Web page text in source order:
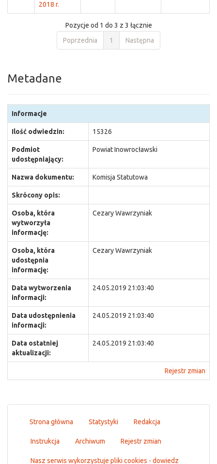
2018 r.
Pozycje od 1 do 3 z 3 łącznie
Poprzednia
1 Następna
Metadane
Informacje
Ilość odwiedzin: 15326
Podmiot
udostępniający:
Powiat Inowrocławski
Nazwa dokumentu: Komisja Statutowa
Skrócony opis:
Osoba, która
wytworzyła
informację:
Cezary Wawrzyniak
Osoba, która
udostępnia
informację:
Cezary Wawrzyniak
Data wytworzenia
informacji:
24.05.2019 21:03:40
Data udostępnienia
informacji:
24.05.2019 21:03:40
Data ostatniej
aktualizacji:
24.05.2019 21:03:40
Rejestr zmian
Strona główna Statystyki Redakcja
Instrukcja Archiwum Rejestr zmian
Nasz serwis wykorzystuje pliki cookies - dowiedz